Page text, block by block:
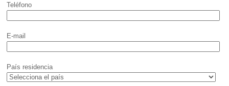
Teléfono
E-mail
País residencia